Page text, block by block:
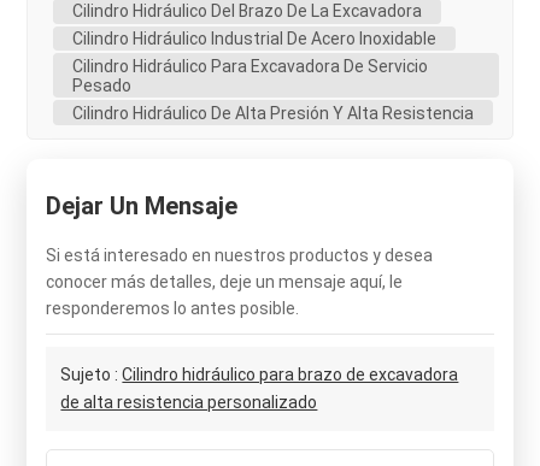
Cilindro Hidráulico Del Brazo De La Excavadora
Cilindro Hidráulico Industrial De Acero Inoxidable
Cilindro Hidráulico Para Excavadora De Servicio
Pesado
Cilindro Hidráulico De Alta Presión Y Alta Resistencia
Dejar Un Mensaje
Si está interesado en nuestros productos y desea
conocer más detalles, deje un mensaje aquí, le
responderemos lo antes posible.
Sujeto :Cilindro hidráulico para brazo de excavadora
de alta resistencia personalizado